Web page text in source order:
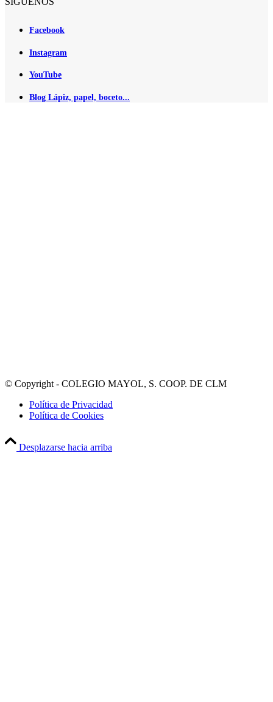
Facebook
Instagram
YouTube
Blog Lápiz, papel, boceto...
© Copyright - COLEGIO MAYOL, S. COOP. DE CLM
Política de Privacidad
Política de Cookies
Desplazarse hacia arriba